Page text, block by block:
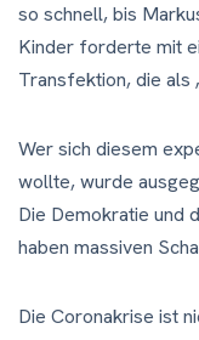
so schnell, bis
Kinder forderte mit
Transfektion, die als
Wer sich diesem
wollte, wurde
Die Demokratie und
haben massiven
Die Coronakrise ist